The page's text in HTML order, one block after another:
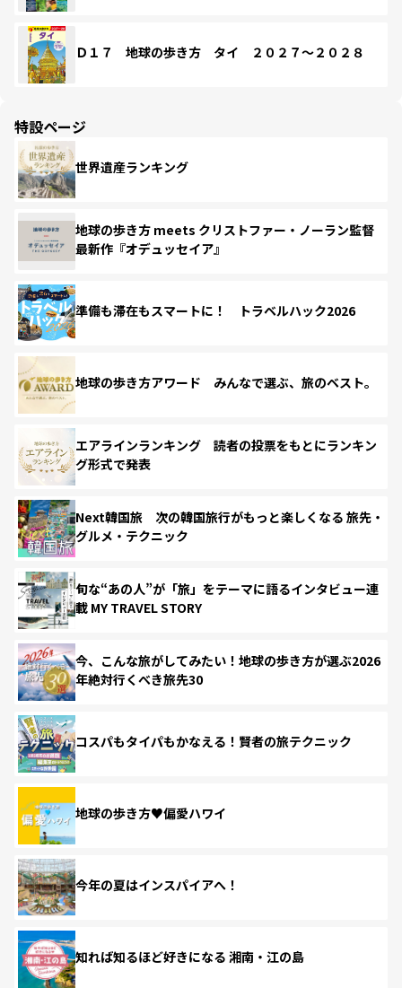
Ｄ１７ 地球の歩き方 タイ ２０２７～２０２８
特設ページ
世界遺産ランキング
地球の歩き方 meets クリストファー・ノーラン監督
最新作『オデュッセイア』
準備も滞在もスマートに！ トラベルハック2026
地球の歩き方アワード みんなで選ぶ、旅のベスト。
エアラインランキング 読者の投票をもとにランキン
グ形式で発表
Next韓国旅 次の韓国旅行がもっと楽しくなる 旅先・
グルメ・テクニック
旬な“あの人”が「旅」をテーマに語るインタビュー連
載 MY TRAVEL STORY
今、こんな旅がしてみたい！地球の歩き方が選ぶ2026
年絶対行くべき旅先30
コスパもタイパもかなえる！賢者の旅テクニック
地球の歩き方♥偏愛ハワイ
今年の夏はインスパイアへ！
知れば知るほど好きになる 湘南・江の島